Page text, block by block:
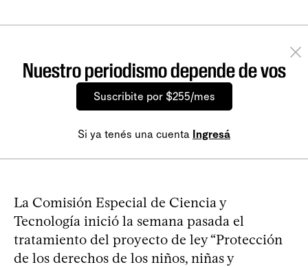
Nuestro periodismo depende de vos
Suscribite por $255/mes
Si ya tenés una cuenta Ingresá
La Comisión Especial de Ciencia y
Tecnología inició la semana pasada el
tratamiento del proyecto de ley “Protección
de los derechos de los niños, niñas y